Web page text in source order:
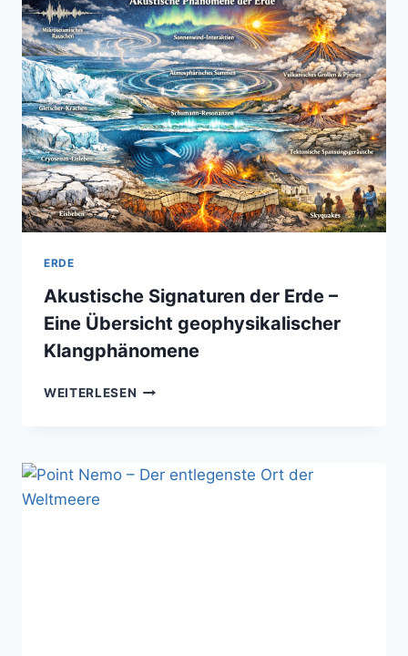
VON
DER
ENTDECKUNG
ZU
MODERNEN
MISSIONEN
ERDE
Akustische Signaturen der Erde –
Eine Übersicht geophysikalischer
Klangphänomene
WEITERLESEN AKUSTISCHE
EINE